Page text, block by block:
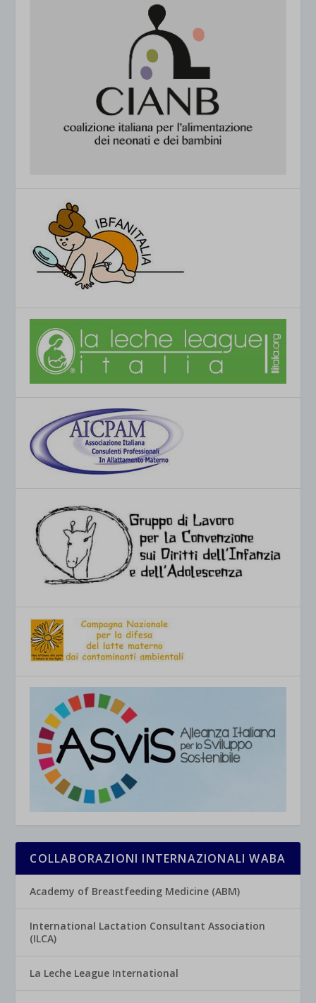
COLLABORAZIONI INTERNAZIONALI WABA
Academy of Breastfeeding Medicine (ABM)
International Lactation Consultant Association
(ILCA)
La Leche League International